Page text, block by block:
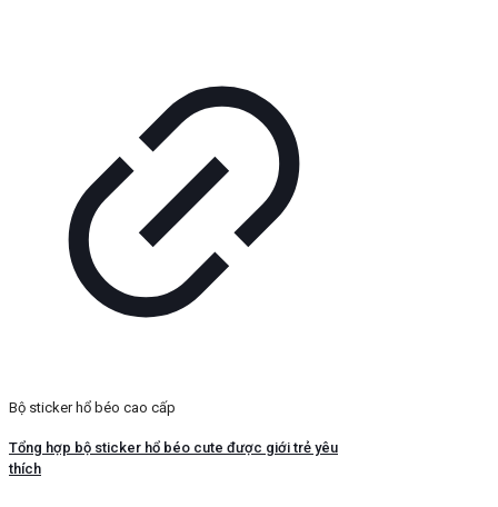
Bộ sticker hổ béo cao cấp
Tổng hợp bộ sticker hổ béo cute được giới trẻ yêu
thích